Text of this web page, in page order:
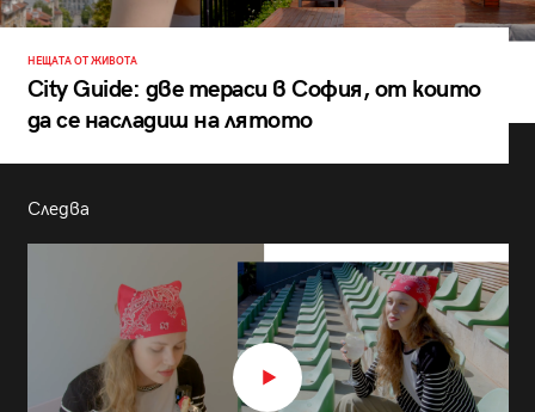
НЕЩАТА ОТ ЖИВОТА
City Guide: две тераси в София, от които
да се насладиш на лятото
Следва